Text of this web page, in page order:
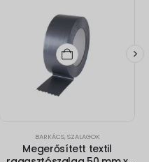
BARKÁCS, SZALAGOK
Megerősített textil